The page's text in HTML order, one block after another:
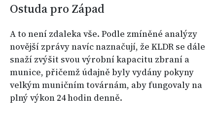
Ostuda pro Západ
A to není zdaleka vše. Podle zmíněné analýzy
novější zprávy navíc naznačují, že KLDR se dále
snaží zvýšit svou výrobní kapacitu zbraní a
munice, přičemž údajně byly vydány pokyny
velkým muničním továrnám, aby fungovaly na
plný výkon 24 hodin denně.